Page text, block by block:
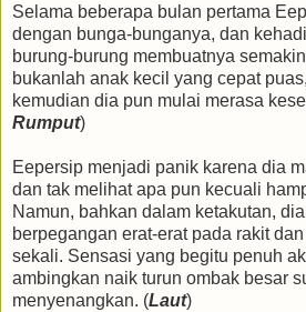
Selama beberapa bulan pertama
dengan bunga-bunganya, dan
burung-burung membuatnya
bukanlah anak kecil yang cepat
kemudian dia pun mulai merasa
Rumput)
Eepersip menjadi panik karena dia
dan tak melihat apa pun kecuali
Namun, bahkan dalam ketakutan,
berpegangan erat-erat pada rakit
sekali. Sensasi yang begitu penuh
ambingkan naik turun ombak besar
menyenangkan. (Laut)